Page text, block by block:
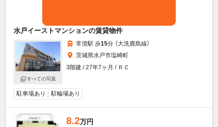
水戸イーストマンションの賃貸物件
すべての写真
常澄駅 歩15分 （大洗鹿島線）
茨城県水戸市塩崎町
3階建 / 27年7ヶ月 / ＲＣ
駐車場あり 駐輪場あり
8.2万円